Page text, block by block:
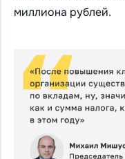
миллиона рублей.